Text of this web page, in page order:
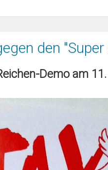
den "Super
Demo am